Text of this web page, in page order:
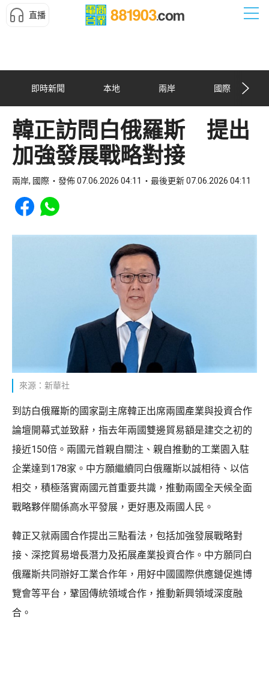
直播
即時新聞 本地 兩岸 國際
韓正訪問白俄羅斯 提出
加強發展戰略對接
兩岸, 國際 發佈 07.06.2026 04:11 最後更新 07.06.2026 04:11
Share to Facebook
Share to WhatsApp
來源：新華社
到訪白俄羅斯的國家副主席韓正出席兩國產業與投資合作
論壇開幕式並致辭，指去年兩國雙邊貿易額是建交之初的
接近150倍。兩國元首親自關注、親自推動的工業園入駐
企業達到178家。中方願繼續同白俄羅斯以誠相待、以信
相交，積極落實兩國元首重要共識，推動兩國全天候全面
戰略夥伴關係高水平發展，更好惠及兩國人民。
韓正又就兩國合作提出三點看法，包括加強發展戰略對
接、深挖貿易增長潛力及拓展產業投資合作。中方願同白
俄羅斯共同辦好工業合作年，用好中國國際供應鏈促進博
覽會等平台，鞏固傳統領域合作，推動新興領域深度融
合。